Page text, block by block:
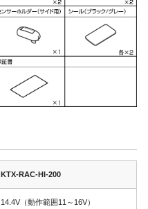
KTX-RAC-HI-200
14.4V（動作範囲11～16V）